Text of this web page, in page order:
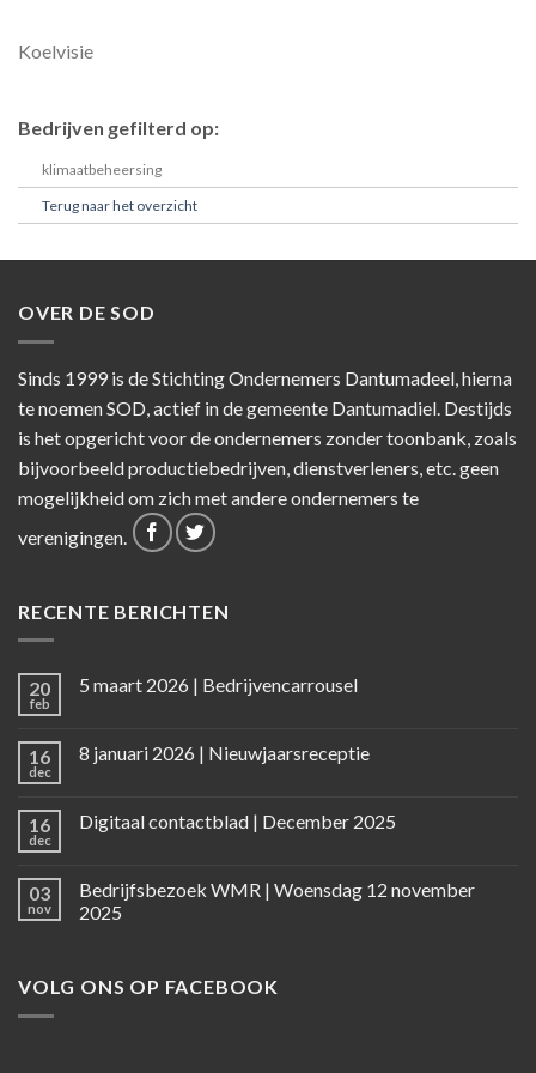
Koelvisie
Bedrijven gefilterd op:
klimaatbeheersing
Terug naar het overzicht
OVER DE SOD
Sinds 1999 is de Stichting Ondernemers Dantumadeel, hierna
te noemen SOD, actief in de gemeente Dantumadiel. Destijds
is het opgericht voor de ondernemers zonder toonbank, zoals
bijvoorbeeld productiebedrijven, dienstverleners, etc. geen
mogelijkheid om zich met andere ondernemers te
verenigingen.
RECENTE BERICHTEN
20
feb
5 maart 2026 | Bedrijvencarrousel
16
dec
8 januari 2026 | Nieuwjaarsreceptie
16
dec
Digitaal contactblad | December 2025
03
nov
Bedrijfsbezoek WMR | Woensdag 12 november
2025
VOLG ONS OP FACEBOOK